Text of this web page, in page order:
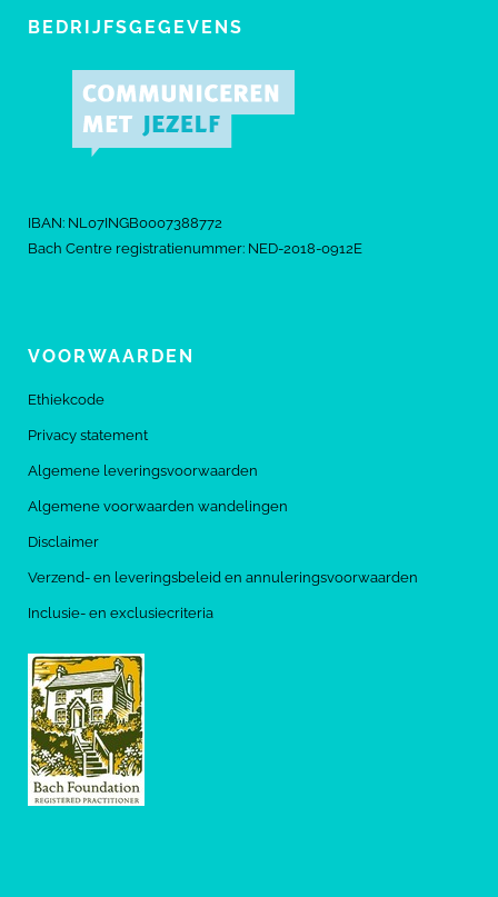
BEDRIJFSGEGEVENS
IBAN: NL07INGB0007388772
Bach Centre registratienummer: NED-2018-0912E
VOORWAARDEN
Ethiekcode
Privacy statement
Algemene leveringsvoorwaarden
Algemene voorwaarden wandelingen
Disclaimer
Verzend- en leveringsbeleid en annuleringsvoorwaarden
Inclusie- en exclusiecriteria